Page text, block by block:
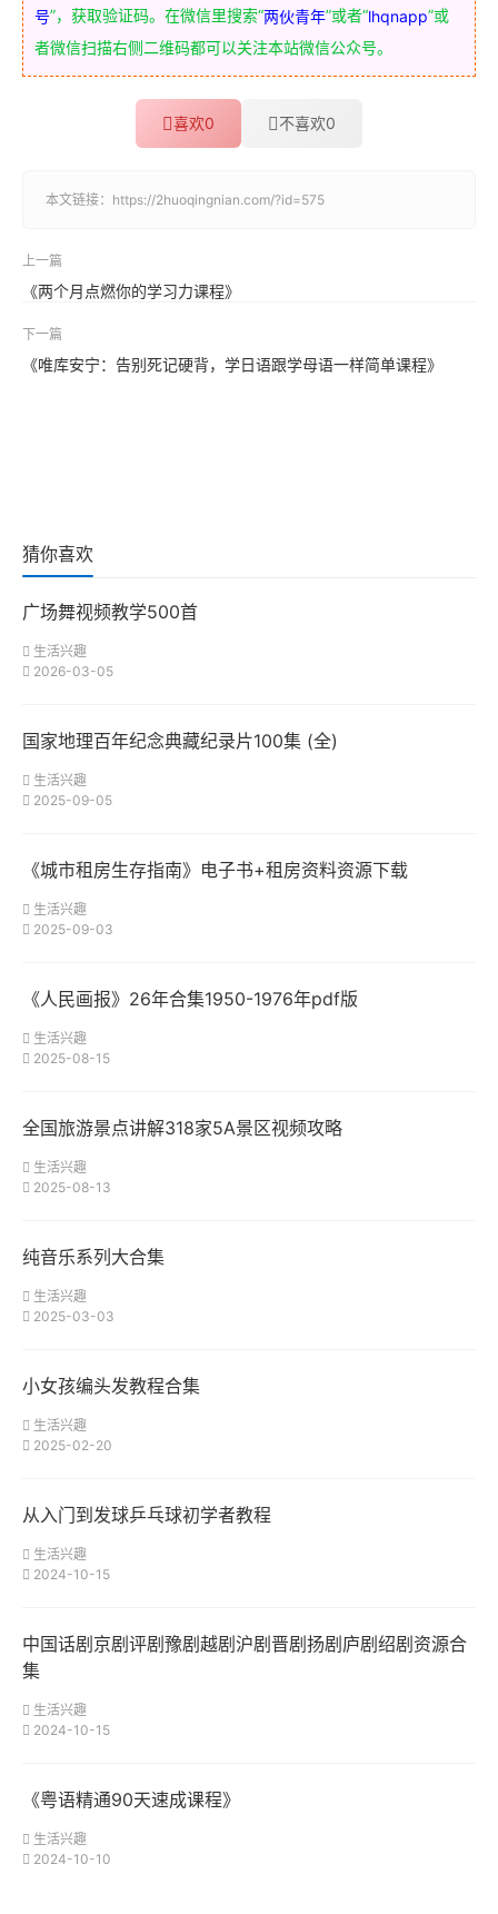
号”，获取验证码。在微信里搜索“两伙青年”或者“lhqnapp”或
者微信扫描右侧二维码都可以关注本站微信公众号。
喜欢0 不喜欢0
本文链接： https://2huoqingnian.com/?id=575
上一篇
《两个月点燃你的学习力课程》
下一篇
《唯库安宁：告别死记硬背，学日语跟学母语一样简单课程》
猜你喜欢
广场舞视频教学500首
生活兴趣
2026-03-05
国家地理百年纪念典藏纪录片100集 (全)
生活兴趣
2025-09-05
《城市租房生存指南》电子书+租房资料资源下载
生活兴趣
2025-09-03
《人民画报》26年合集1950-1976年pdf版
生活兴趣
2025-08-15
全国旅游景点讲解318家5A景区视频攻略
生活兴趣
2025-08-13
纯音乐系列大合集
生活兴趣
2025-03-03
小女孩编头发教程合集
生活兴趣
2025-02-20
从入门到发球乒乓球初学者教程
生活兴趣
2024-10-15
中国话剧京剧评剧豫剧越剧沪剧晋剧扬剧庐剧绍剧资源合
集
生活兴趣
2024-10-15
《粤语精通90天速成课程》
生活兴趣
2024-10-10